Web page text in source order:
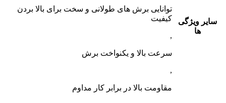
سایر ویژگی
ها
توانایی برش های طولانی و سخت برای بالا بردن
کیفیت
,
سرعت بالا و یکنواخت برش
,
مقاومت بالا در برابر کار مداوم